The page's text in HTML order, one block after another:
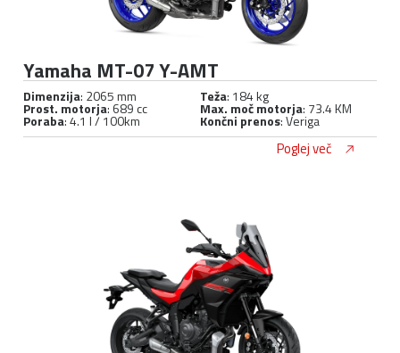
Yamaha MT-07 Y-AMT
Dimenzija: 2065 mm Teža: 184 kg
Prost. motorja: 689 cc Max. moč motorja: 73.4 KM
Poraba: 4.1 l / 100km Končni prenos: Veriga
Poglej več